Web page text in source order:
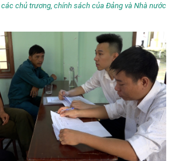
chủ trương, chính sách của Đảng và Nhà nước